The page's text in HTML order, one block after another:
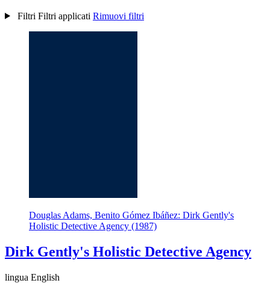
Filtri Filtri applicati Rimuovi filtri
Douglas Adams, Benito Gómez Ibáñez: Dirk Gently's
Holistic Detective Agency (1987)
Dirk Gently's Holistic Detective Agency
lingua English